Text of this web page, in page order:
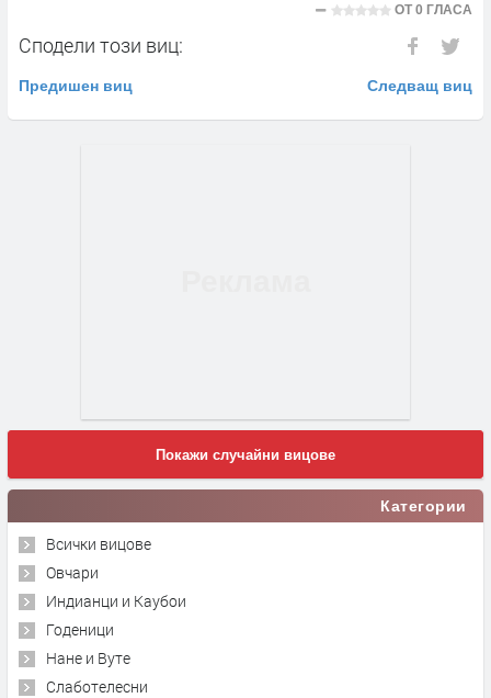
ОТ0 ГЛАСА
Сподели този виц:
Предишен виц Следващ виц
Покажи случайни вицове
Категории
Всички вицове
Овчари
Индианци и Каубои
Годеници
Нане и Вуте
Слаботелесни